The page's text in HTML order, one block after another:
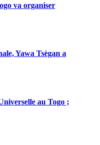
va organiser
Yawa Tsègan a
au Togo ;